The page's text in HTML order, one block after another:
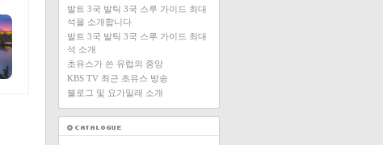
발트 3국 발틱 3국 스루 가이드 최대
석을 소개합니다
발트 3국 발틱 3국 스루 가이드 최대
석 소개
초유스가 쓴 유럽의 중앙
KBS TV 최근 초유스 방송
블로그 및 요가일래 소개